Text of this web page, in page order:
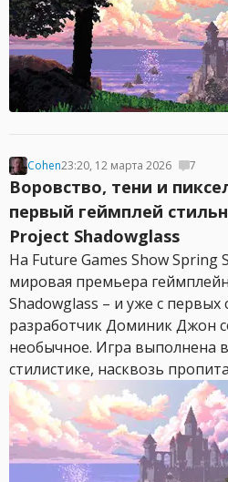
Cohen23:20, 12 марта 2026 7
Воровство, тени и
первый геймплей
Project Shadowglass
На Future Games Show Spring
мировая премьера
Shadowglass – и уже с первых
разработчик Доминик Джон
необычное. Игра выполнена
стилистике, насквозь